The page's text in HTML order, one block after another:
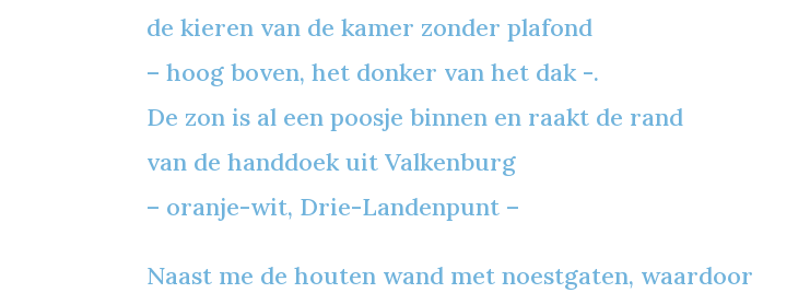
de kieren van de kamer zonder plafond
– hoog boven, het donker van het dak -.
De zon is al een poosje binnen en raakt de rand
van de handdoek uit Valkenburg
– oranje-wit, Drie-Landenpunt –
Naast me de houten wand met noestgaten, waardoor